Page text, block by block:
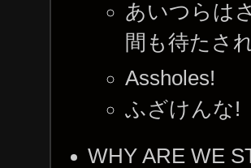
あいつらは
間も待たさ
Assholes!
ふざけんな!
WHY ARE WE